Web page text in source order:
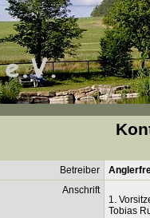
Betreiber
Anschrift
1.
Tobias